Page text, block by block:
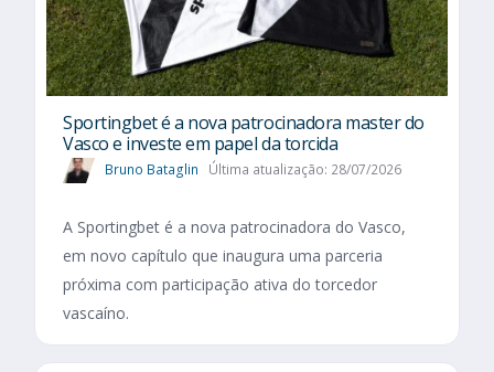
Sportingbet é a nova patrocinadora master do
Vasco e investe em papel da torcida
Bruno Bataglin Última atualização: 28/07/2026
A Sportingbet é a nova patrocinadora do Vasco,
em novo capítulo que inaugura uma parceria
próxima com participação ativa do torcedor
vascaíno.